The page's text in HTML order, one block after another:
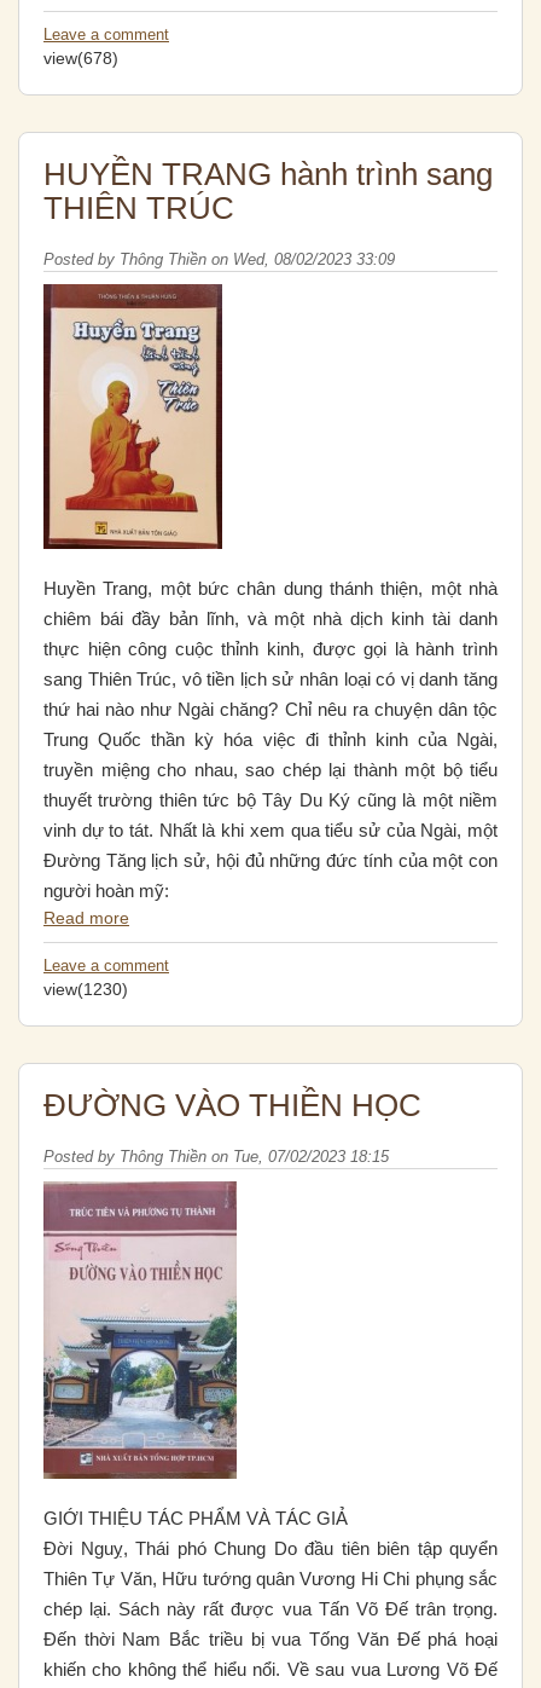
Leave a comment
view(678)
HUYỀN TRANG hành trình sang
THIÊN TRÚC
Posted by Thông Thiền on Wed, 08/02/2023 33:09
Huyền Trang, một bức chân dung thánh thiện, một nhà
chiêm bái đầy bản lĩnh, và một nhà dịch kinh tài danh
thực hiện công cuộc thỉnh kinh, được gọi là hành trình
sang Thiên Trúc, vô tiền lịch sử nhân loại có vị danh tăng
thứ hai nào như Ngài chăng? Chỉ nêu ra chuyện dân tộc
Trung Quốc thần kỳ hóa việc đi thỉnh kinh của Ngài,
truyền miệng cho nhau, sao chép lại thành một bộ tiểu
thuyết trường thiên tức bộ Tây Du Ký cũng là một niềm
vinh dự to tát. Nhất là khi xem qua tiểu sử của Ngài, một
Đường Tăng lịch sử, hội đủ những đức tính của một con
người hoàn mỹ:
Read more
Leave a comment
view(1230)
ĐƯỜNG VÀO THIỀN HỌC
Posted by Thông Thiền on Tue, 07/02/2023 18:15
GIỚI THIỆU TÁC PHẨM VÀ TÁC GIẢ
Đời Nguỵ, Thái phó Chung Do đầu tiên biên tập quyển
Thiên Tự Văn, Hữu tướng quân Vương Hi Chi phụng sắc
chép lại. Sách này rất được vua Tấn Võ Đế trân trọng.
Đến thời Nam Bắc triều bị vua Tống Văn Đế phá hoại
khiến cho không thể hiểu nổi. Về sau vua Lương Võ Đế